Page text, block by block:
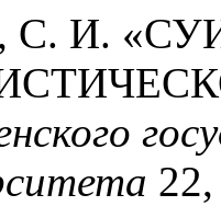
С. И.